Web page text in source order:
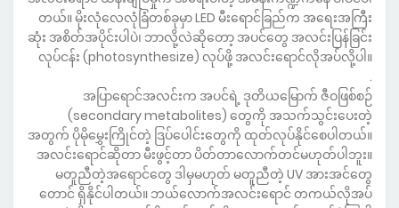
တယ်။ မိုးလုံလေလုံခြံတစ်ခုမှာ LED မီးရောင်ခြည်က အရေးအကြီး
ဆုံး အစိတ်အပိုင်းပါပဲ၊ ဘာလို့လဲဆိုတော့ အပင်တွေ အလင်းပြန်ခြင်း
လုပ်ငန်း (photosynthesize) လုပ်ဖို့ အလင်းရောင်လိုအပ်လို့ပါ။
.
အပြာရောင်အလင်းက အပင်ရဲ့ ဒုတိယမြောက် ဇီဝဖြစ်စဉ်
(secondary metabolites) တွေကို အသက်သွင်းပေးတဲ့
အတွက် ပိုမိုမွှေးကြိုင်တဲ့ ဒြပ်ပေါင်းတွေကို ထုတ်လုပ်နိုင်စေပါတယ်။
အလင်းရောင်ဆိုတာ မီးဖွင့်တာ ပိတ်တာလောက်တင်မဟုတ်ပါဘူး။
မတူညီတဲ့အရောင်တွေ ဒါမှမဟုတ် မတူညီတဲ့ UV အားအင်တွေ
တောင် ရှိနိုင်ပါတယ်။ ဘယ်လောက်အလင်းရောင် တကယ်လိုအပ်